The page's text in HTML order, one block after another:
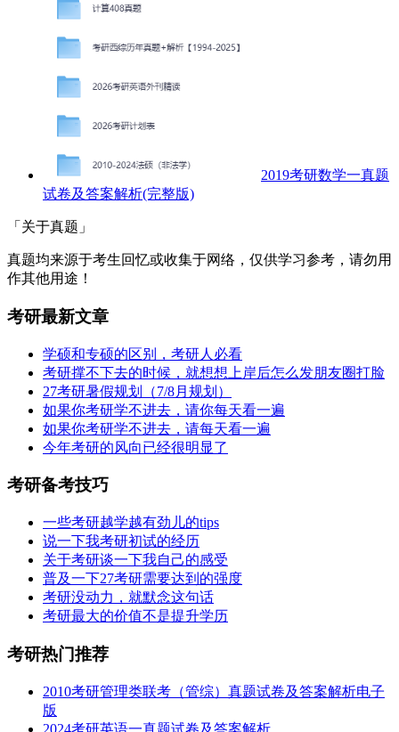
2019考研数学一真题
试卷及答案解析(完整版)
「关于真题」
真题均来源于考生回忆或收集于网络，仅供学习参考，请勿用
作其他用途！
考研最新文章
学硕和专硕的区别，考研人必看
考研撑不下去的时候，就想想上岸后怎么发朋友圈打脸
27考研暑假规划（7/8月规划）
如果你考研学不进去，请你每天看一遍
如果你考研学不进去，请每天看一遍
今年考研的风向已经很明显了
考研备考技巧
一些考研越学越有劲儿的tips
说一下我考研初试的经历
关于考研谈一下我自己的感受
普及一下27考研需要达到的强度
考研没动力，就默念这句话
考研最大的价值不是提升学历
考研热门推荐
2010考研管理类联考（管综）真题试卷及答案解析电子
版
2024考研英语一真题试卷及答案解析